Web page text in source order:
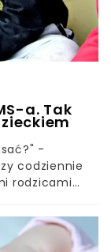
a. Tak
-
codziennie
rodzicami
lepiej
i nasze